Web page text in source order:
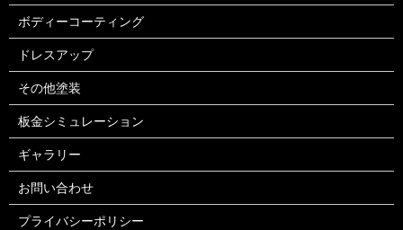
ボディーコーティング
ドレスアップ
その他塗装
板金シミュレーション
ギャラリー
お問い合わせ
プライバシーポリシー